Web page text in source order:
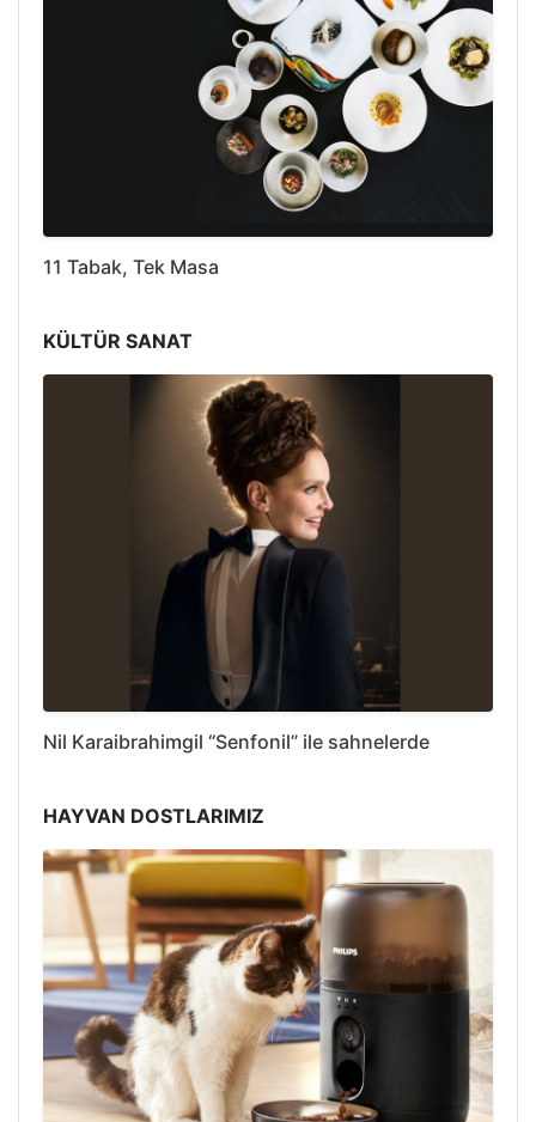
11 Tabak, Tek Masa
KÜLTÜR SANAT
Nil Karaibrahimgil “Senfonil” ile sahnelerde
HAYVAN DOSTLARIMIZ